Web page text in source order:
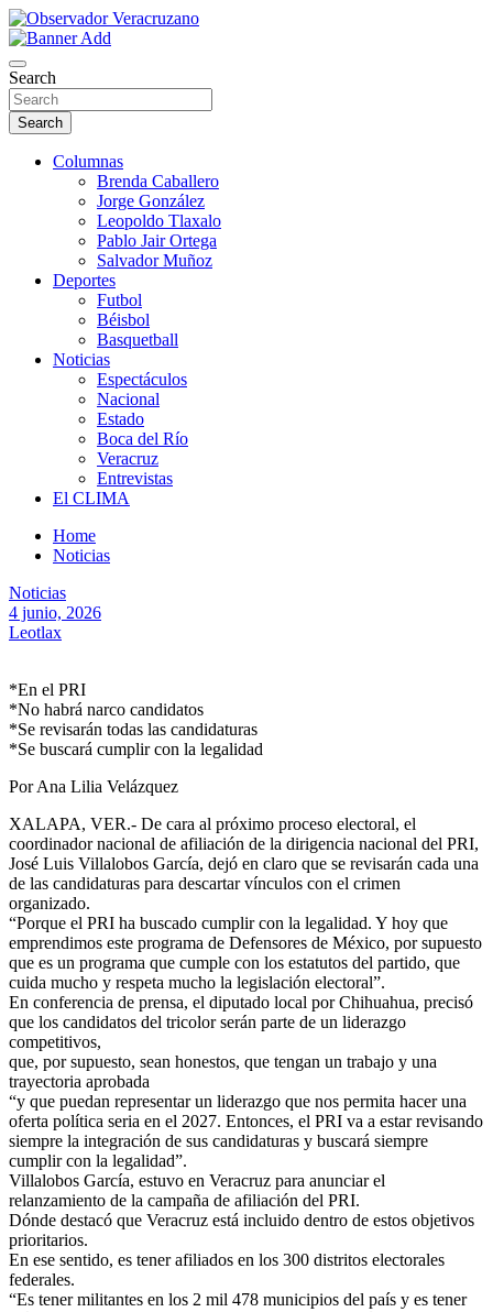
Skip
to
content
Observador Veracruzano
Search
Search
Columnas
Brenda Caballero
Jorge González
Leopoldo Tlaxalo
Pablo Jair Ortega
Salvador Muñoz
Deportes
Futbol
Béisbol
Basquetball
Noticias
Espectáculos
Nacional
Estado
Boca del Río
Veracruz
Entrevistas
El CLIMA
Home
Noticias
Noticias
4 junio, 2026
Leotlax
*En el PRI
*No habrá narco candidatos
*Se revisarán todas las candidaturas
*Se buscará cumplir con la legalidad
Por Ana Lilia Velázquez
XALAPA, VER.- De cara al próximo proceso electoral, el
coordinador nacional de afiliación de la dirigencia nacional del PRI,
José Luis Villalobos García, dejó en claro que se revisarán cada una
de las candidaturas para descartar vínculos con el crimen
organizado.
“Porque el PRI ha buscado cumplir con la legalidad. Y hoy que
emprendimos este programa de Defensores de México, por supuesto
que es un programa que cumple con los estatutos del partido, que
cuida mucho y respeta mucho la legislación electoral”.
En conferencia de prensa, el diputado local por Chihuahua, precisó
que los candidatos del tricolor serán parte de un liderazgo
competitivos,
que, por supuesto, sean honestos, que tengan un trabajo y una
trayectoria aprobada
“y que puedan representar un liderazgo que nos permita hacer una
oferta política seria en el 2027. Entonces, el PRI va a estar revisando
siempre la integración de sus candidaturas y buscará siempre
cumplir con la legalidad”.
Villalobos García, estuvo en Veracruz para anunciar el
relanzamiento de la campaña de afiliación del PRI.
Dónde destacó que Veracruz está incluido dentro de estos objetivos
prioritarios.
En ese sentido, es tener afiliados en los 300 distritos electorales
federales.
“Es tener militantes en los 2 mil 478 municipios del país y es tener